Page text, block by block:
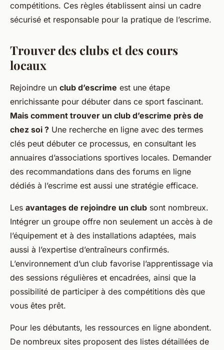
compétitions. Ces règles établissent ainsi un cadre
sécurisé et responsable pour la pratique de l’escrime.
Trouver des clubs et des cours
locaux
Rejoindre un club d’escrime est une étape
enrichissante pour débuter dans ce sport fascinant.
Mais comment trouver un club d’escrime près de
chez soi ? Une recherche en ligne avec des termes
clés peut débuter ce processus, en consultant les
annuaires d’associations sportives locales. Demander
des recommandations dans des forums en ligne
dédiés à l’escrime est aussi une stratégie efficace.
Les avantages de rejoindre un club sont nombreux.
Intégrer un groupe offre non seulement un accès à de
l’équipement et à des installations adaptées, mais
aussi à l’expertise d’entraîneurs confirmés.
L’environnement d’un club favorise l’apprentissage via
des sessions régulières et encadrées, ainsi que la
possibilité de participer à des compétitions dès que
vous êtes prêt.
Pour les débutants, les ressources en ligne abondent.
De nombreux sites proposent des listes détaillées de